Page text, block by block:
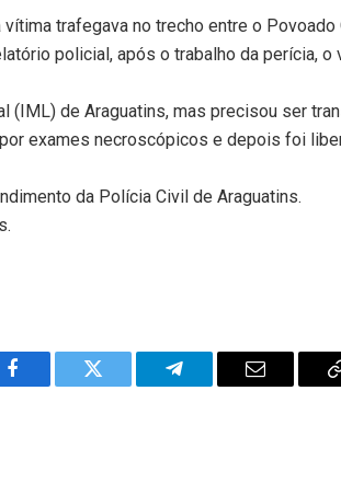
trafegava no trecho entre o Povoado
policial, após o trabalho da perícia, o
(IML) de Araguatins, mas precisou ser
exames necroscópicos e depois foi
da Polícia Civil de Araguatins.
Facebook Twitter Telegram Email